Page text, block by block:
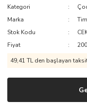
Kategori
Marka
Stok Kodu
Fiyat
49,41 TL den başlayan